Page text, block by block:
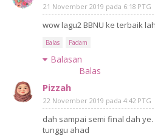
21 November 2019 pada 6:18 PTG
wow lagu2 BBNU ke terbaik
Balas Padam
Balasan
Balas
Pizzah
22 November 2019 pada 4:42 PTG
dah sampai semi final dah
tunggu ahad